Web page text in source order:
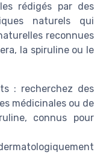
rédigés par des
naturels qui
reconnues
la spiruline ou le
: recherchez des
médicinales ou de
connus pour